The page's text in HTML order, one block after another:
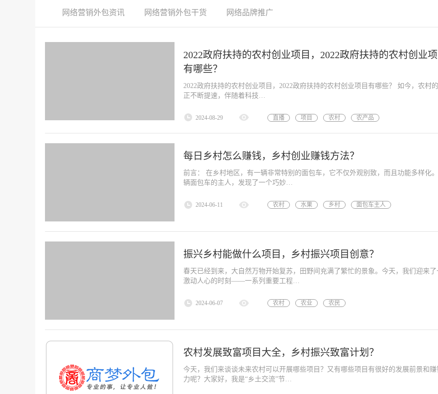
网络营销外包资讯 网络营销外包干货 网络品牌推广
2022政府扶持的农村创业项目，2022政府扶持的农村创业项
有哪些？
2022政府扶持的农村创业项目，2022政府扶持的农村创业项目有哪些？ 如今，农村
正不断提速，伴随着科技…
2024-08-29 直播 项目 农村 农产品
每日乡村怎么赚钱，乡村创业赚钱方法？
前言： 在乡村地区，有一辆非常特别的面包车，它不仅外观别致，而且功能多样化
辆面包车的主人，发现了一个巧妙…
2024-06-11 农村 水果 乡村
面包车主人
振兴乡村能做什么项目，乡村振兴项目创意？
春天已经到来，大自然万物开始复苏，田野间充满了繁忙的景象。今天，我们迎来了
激动人心的时刻——一系列重要工程…
2024-06-07 农村 农业 农民
农村发展致富项目大全，乡村振兴致富计划？
今天，我们来谈谈未来农村可以开展哪些项目？又有哪些项目有很好的发展前景和赚
力呢？大家好，我是“乡土交流”节…